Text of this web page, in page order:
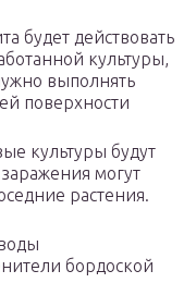
будет действовать
культуры,
выполнять
поверхности
культуры будут
могут
растения.
бордоской